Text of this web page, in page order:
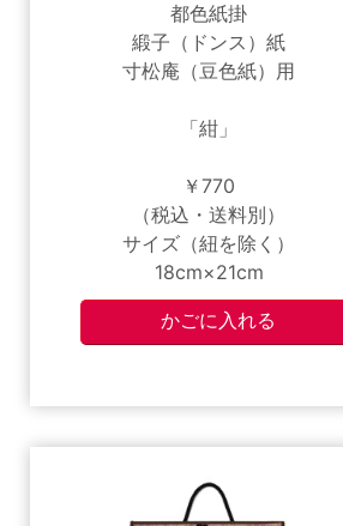
都色紙掛
緞子（ドンス）紙
寸松庵（豆色紙）用
「紺」
￥770
（税込・送料別）
サイズ（紐を除く）
18cm×21cm